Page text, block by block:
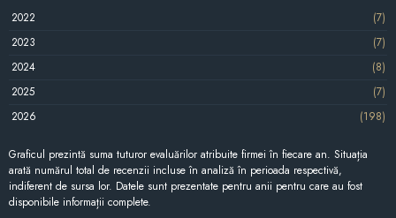
2022
(7)
2023
(7)
2024
(8)
2025
(7)
2026
(198)
Graficul prezintă suma tuturor evaluărilor atribuite firmei în fiecare an. Situația
arată numărul total de recenzii incluse în analiză în perioada respectivă,
indiferent de sursa lor. Datele sunt prezentate pentru anii pentru care au fost
disponibile informații complete.